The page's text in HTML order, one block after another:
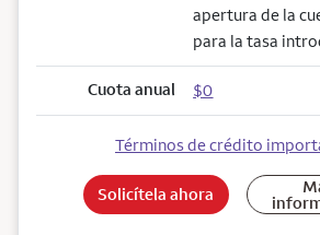
apertura de la
para la tasa
Cuota anual $0
Términos de crédito
Solicítela ahora